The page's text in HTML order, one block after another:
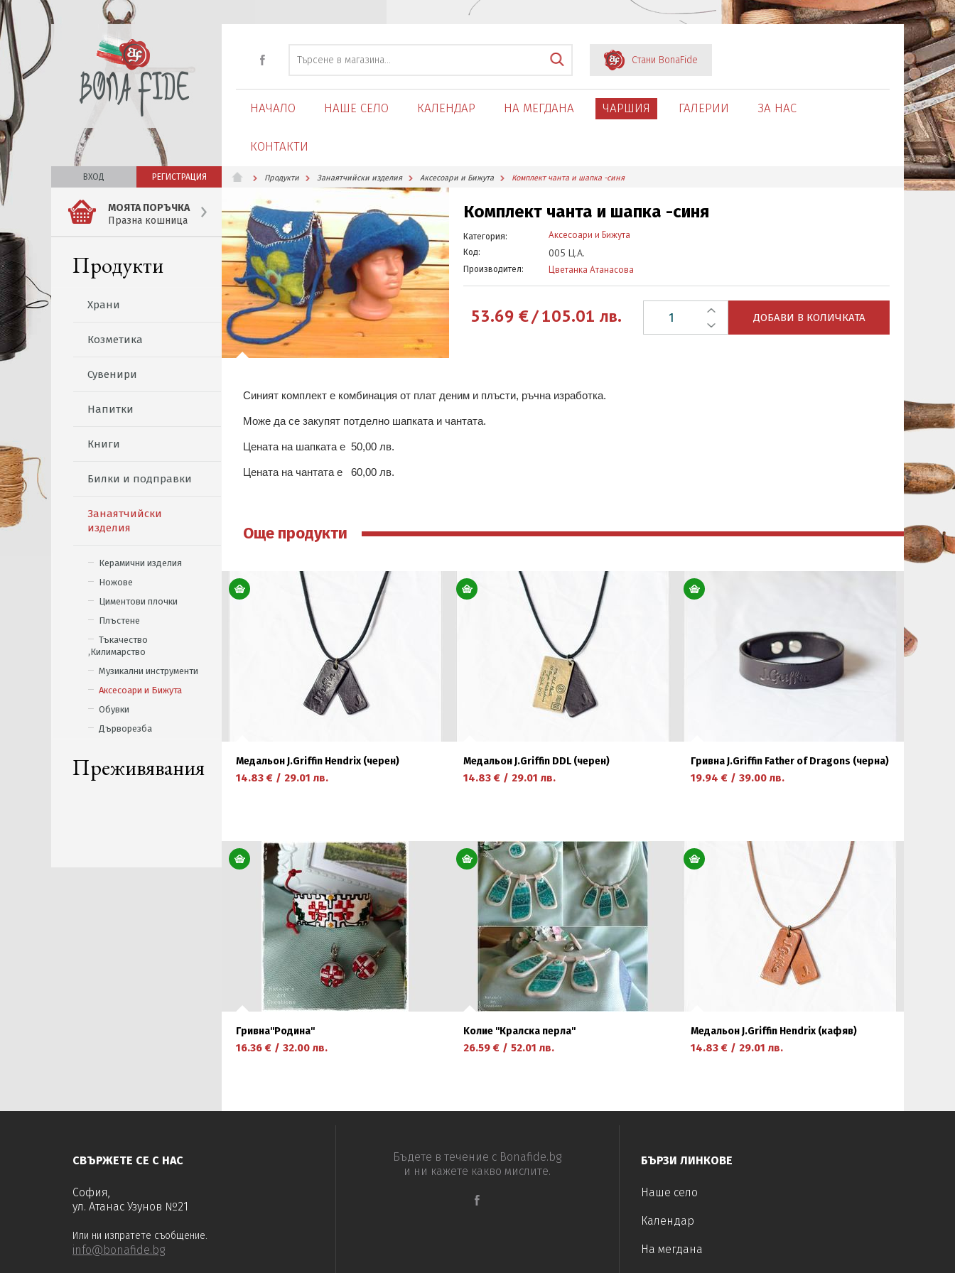
Стани BonaFide
НАЧАЛО НАШЕ СЕЛО КАЛЕНДАР НА МЕГДАНА ЧАРШИЯ ГАЛЕРИИ ЗА НАС
КОНТАКТИ
ВХОД РЕГИСТРАЦИЯ
МОЯТА ПОРЪЧКА
Празна кошница
Продукти
Храни
Козметика
Сувенири
Напитки
Книги
Билки и подправки
Занаятчийски
изделия
Керамични изделия
Ножове
Циментови плочки
Плъстене
Тъкачество
,Килимарство
Музикални инструменти
Аксесоари и Бижута
Обувки
Дърворезба
Преживявания
Продукти Занаятчийски изделия Аксесоари и Бижута Комплект чанта и шапка -синя
Комплект чанта и шапка -синя
Категория: Аксесоари и Бижута
Код: 005 Ц.А.
Производител: Цветанка Атанасова
53.69 €/105.01 лв. ДОБАВИ В КОЛИЧКАТА
Синият комплект е комбинация от плат деним и плъсти, ръчна изработка.
Може да се закупят потделно шапката и чантата.
Цената на шапката е 50,00 лв.
Цената на чантата е 60,00 лв.
Още продукти
Медальон J.Griffin Hendrix (черен)
14.83 € / 29.01 лв.
научете повече
Медальон J.Griffin DDL (черен)
14.83 € / 29.01 лв.
научете повече
Гривна J.Griffin Father of Dragons (черна)
19.94 € / 39.00 лв.
научете повече
Гривна''Родина''
16.36 € / 32.00 лв.
Kолие ''Кралска перла''
26.59 € / 52.01 лв.
Медальон J.Griffin Hendrix (кафяв)
14.83 € / 29.01 лв.
СВЪРЖЕТЕ СЕ С НАС
София,
ул. Атанас Узунов №21
Или ни изпратете съобщение.
info@bonafide.bg
Бъдете в течение с Bonafide.bg
и ни кажете какво мислите.
БЪРЗИ ЛИНКОВЕ
Наше село
Календар
На мегдана